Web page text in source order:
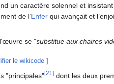
un caractère solennel et
de l’Enfer qui avançait et
se "substitue aux chaires
le wikicode ]
"principales"[21] dont les deux